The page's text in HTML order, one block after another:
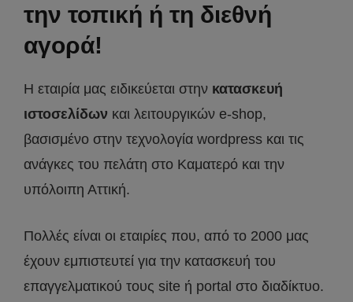
την τοπική ή τη διεθνή
αγορά!
Η εταιρία μας ειδικεύεται στην κατασκευή
ιστοσελίδων και λειτουργικών e-shop,
βασισμένο στην τεχνολογία wordpress και τις
ανάγκες του πελάτη στο Καματερό και την
υπόλοιπη Αττική.
Πολλές είναι οι εταιρίες που, από το 2000 μας
έχουν εμπιστευτεί για την κατασκευή του
επαγγελματικού τους site ή portal στο διαδίκτυο.